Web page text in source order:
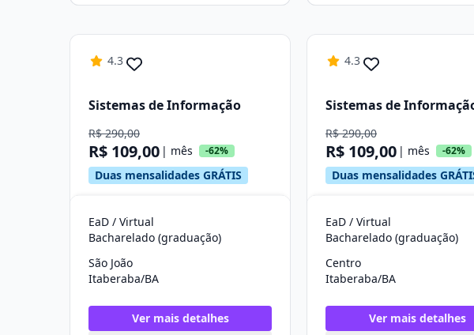
4.3
Sistemas de Informação
R$ 290,00
R$ 109,00 | mês -62%
Duas mensalidades GRÁTIS
EaD / Virtual
Bacharelado (graduação)
São João
Itaberaba/BA
Ver mais detalhes
4.3
Sistemas de
R$ 290,00
R$ 109,00 | mês -62%
Duas mensalidades
EaD / Virtual
Bacharelado (graduação)
Centro
Itaberaba/BA
Ver mais detalhes